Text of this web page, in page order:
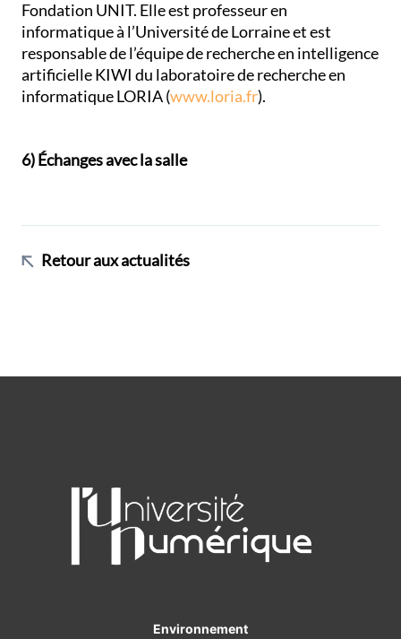
Fondation UNIT. Elle est professeur en
informatique à l’Université de Lorraine et est
responsable de l’équipe de recherche en intelligence
artificielle KIWI du laboratoire de recherche en
informatique LORIA (www.loria.fr).
6) Échanges avec la salle
Retour aux actualités
Environnement